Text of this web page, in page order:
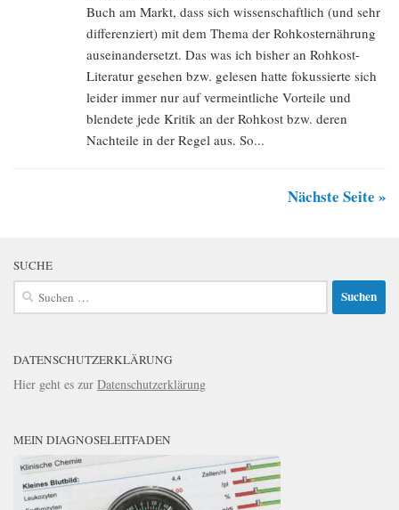
Buch am Markt, dass sich wissenschaftlich (und sehr
differenziert) mit dem Thema der Rohkosternährung
auseinandersetzt. Das was ich bisher an Rohkost-
Literatur gesehen bzw. gelesen hatte fokussierte sich
leider immer nur auf vermeintliche Vorteile und
blendete jede Kritik an der Rohkost bzw. deren
Nachteile in der Regel aus. So...
Nächste Seite »
SUCHE
Suchen
DATENSCHUTZERKLÄRUNG
Hier geht es zur Datenschutzerklärung
MEIN DIAGNOSELEITFADEN